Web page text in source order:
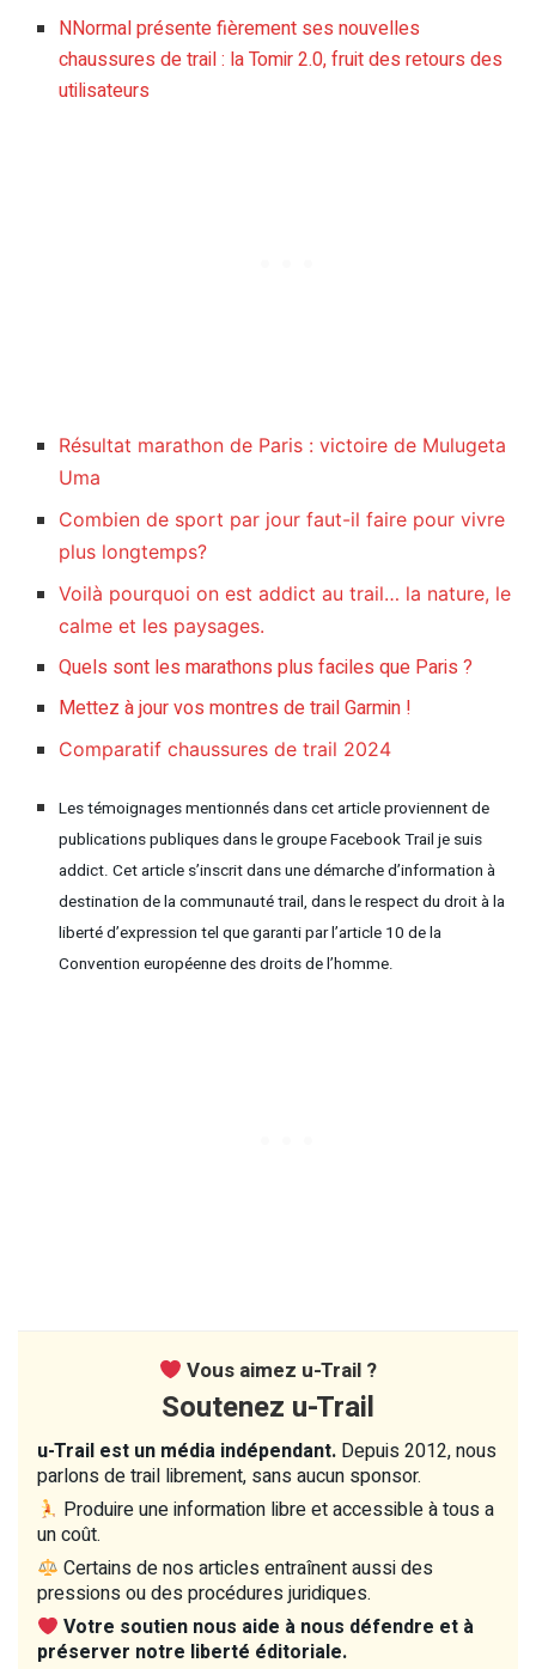
NNormal présente fièrement ses nouvelles
chaussures de trail : la Tomir 2.0, fruit des retours des
utilisateurs
Résultat marathon de Paris : victoire de Mulugeta
Uma
Combien de sport par jour faut-il faire pour vivre
plus longtemps?
Voilà pourquoi on est addict au trail… la nature, le
calme et les paysages.
Quels sont les marathons plus faciles que Paris ?
Mettez à jour vos montres de trail Garmin !
Comparatif chaussures de trail 2024
Les témoignages mentionnés dans cet article proviennent de
publications publiques dans le groupe Facebook Trail je suis
addict. Cet article s’inscrit dans une démarche d’information à
destination de la communauté trail, dans le respect du droit à la
liberté d’expression tel que garanti par l’article 10 de la
Convention européenne des droits de l’homme.
Vous aimez u-Trail ?
Soutenez u-Trail
u-Trail est un média indépendant. Depuis 2012, nous
parlons de trail librement, sans aucun sponsor.
Produire une information libre et accessible à tous a
un coût.
Certains de nos articles entraînent aussi des
pressions ou des procédures juridiques.
Votre soutien nous aide à nous défendre et à
préserver notre liberté éditoriale.